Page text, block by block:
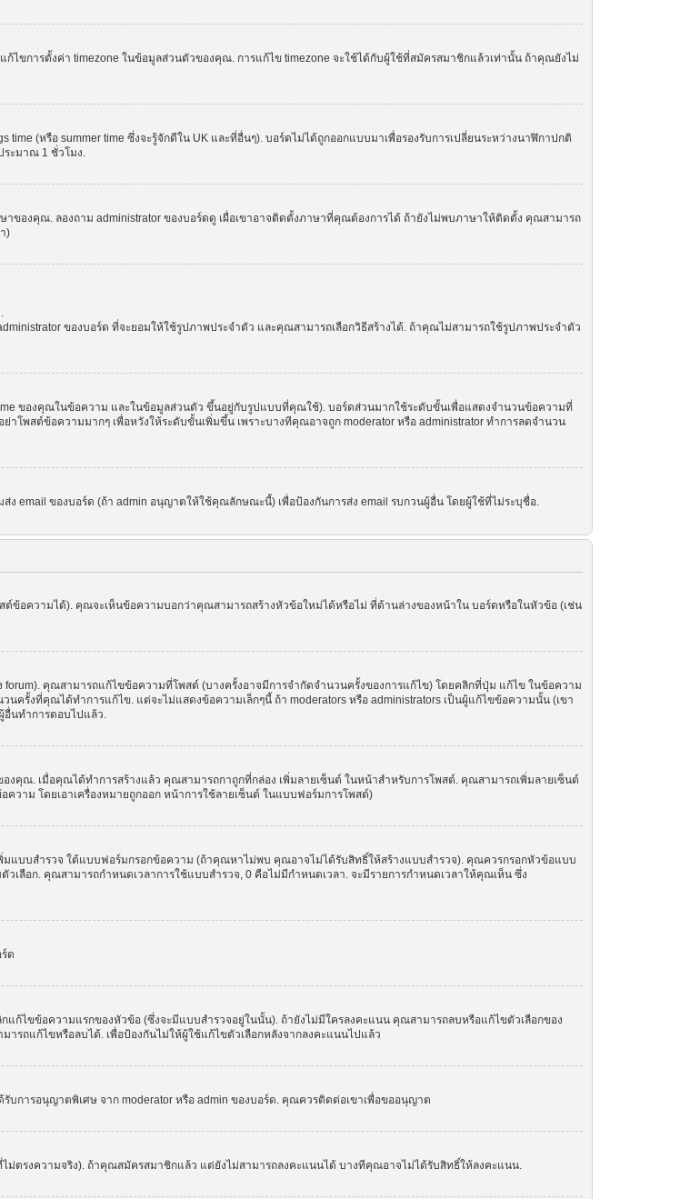
ขการตั้งค่า timezone ในข้อมูลส่วนตัวของคุณ. การแก้ไข timezone จะใช้ได้กับผู้ใช้ที่สมัครสมาชิกแล้วเท่านั้น ถ้าคุณยังไม่
(หรือ summer time ซึ่งจะรู้จักดีใน UK และที่อื่นๆ). บอร์ดไม่ได้ถูกออกแบบมาเพื่อรองรับการเปลี่ยนระหว่างนาฬิกาปกติ
ระมาณ 1 ชั่วโมง.
ของคุณ. ลองถาม administrator ของบอร์ดดู เผื่อเขาอาจติดตั้งภาษาที่คุณต้องการได้ ถ้ายังไม่พบภาษาให้ติดตั้ง คุณสามารถ
)
ของบอร์ด ที่จะยอมให้ใช้รูปภาพประจำตัว และคุณสามารถเลือกวิธีสร้างได้. ถ้าคุณไม่สามารถใช้รูปภาพประจำตัว
ของคุณในข้อความ และในข้อมูลส่วนตัว ขึ้นอยู่กับรูปแบบที่คุณใช้). บอร์ดส่วนมากใช้ระดับขั้นเพื่อแสดงจำนวนข้อความที่
าโพสต์ข้อความมากๆ เพื่อหวังให้ระดับขั้นเพิ่มขึ้น เพราะบางทีคุณอาจถูก moderator หรือ administrator ทำการลดจำนวน
email ของบอร์ด (ถ้า admin อนุญาตให้ใช้คุณลักษณะนี้) เพื่อป้องกันการส่ง email รบกวนผู้อื่น โดยผู้ใช้ที่ไม่ระบุชื่อ.
อความได้). คุณจะเห็นข้อความบอกว่าคุณสามารถสร้างหัวข้อใหม่ได้หรือไม่ ที่ด้านล่างของหน้าใน บอร์ดหรือในหัวข้อ (เช่น
คุณสามารถแก้ไขข้อความที่โพสต์ (บางครั้งอาจมีการจำกัดจำนวนครั้งของการแก้ไข) โดยคลิกที่ปุ่ม แก้ไข ในข้อความ
งที่คุณได้ทำการแก้ไข. แต่จะไม่แสดงข้อความเล็กๆนี้ ถ้า moderators หรือ administrators เป็นผู้แก้ไขข้อความนั้น (เขา
อื่นทำการตอบไปแล้ว.
ณ. เมื่อคุณได้ทำการสร้างแล้ว คุณสามารถกาถูกที่กล่อง เพิ่มลายเซ็นต์ ในหน้าสำหรับการโพสต์. คุณสามารถเพิ่มลายเซ็นต์
าม โดยเอาเครื่องหมายถูกออก หน้าการใช้ลายเซ็นต์ ในแบบฟอร์มการโพสต์)
บบสำรวจ ใต้แบบฟอร์มกรอกข้อความ (ถ้าคุณหาไม่พบ คุณอาจไม่ได้รับสิทธิ์ให้สร้างแบบสำรวจ). คุณควรกรอกหัวข้อแบบ
วเลือก. คุณสามารถกำหนดเวลาการใช้แบบสำรวจ, 0 คือไม่มีกำหนดเวลา. จะมีรายการกำหนดเวลาให้คุณเห็น ซึ่ง
ด
ก้ไขข้อความแรกของหัวข้อ (ซึ่งจะมีแบบสำรวจอยู่ในนั้น). ถ้ายังไม่มีใครลงคะแนน คุณสามารถลบหรือแก้ไขตัวเลือกของ
รถแก้ไขหรือลบได้. เพื่อป้องกันไม่ให้ผู้ใช้แก้ไขตัวเลือกหลังจากลงคะแนนไปแล้ว
การอนุญาตพิเศษ จาก moderator หรือ admin ของบอร์ด. คุณควรติดต่อเขาเพื่อขออนุญาต
ตรงความจริง). ถ้าคุณสมัครสมาชิกแล้ว แต่ยังไม่สามารถลงคะแนนได้ บางทีคุณอาจไม่ได้รับสิทธิ์ให้ลงคะแนน.